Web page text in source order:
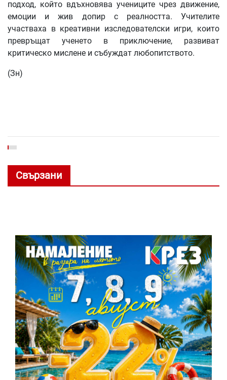
подход, който вдъхновява учениците чрез движение,
емоции и жив допир с реалността. Учителите
участваха в креативни изследователски игри, които
превръщат ученето в приключение, развиват
критическо мислене и събуждат любопитството.
(Зн)
Свързани